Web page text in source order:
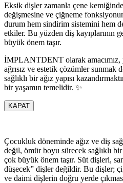
Eksik dişler zamanla çene
değişmesine ve çiğneme
durum hem sindirim sistemini hem
etkiler. Bu yüzden diş kayıplarının
büyük önem taşır.
İMPLANTDENT olarak amacımız,
ağrısız ve estetik çözümler sunmak
sağlıklı bir ağız yapısı
bir yaşamın temelidir. ✨
KAPAT
Çocukluk döneminde ağız ve diş
değil, ömür boyu sürecek sağlıklı bir
çok büyük önem taşır. Süt dişleri,
düşecek” dişler değildir. Bu dişler;
ve daimi dişlerin doğru yerde